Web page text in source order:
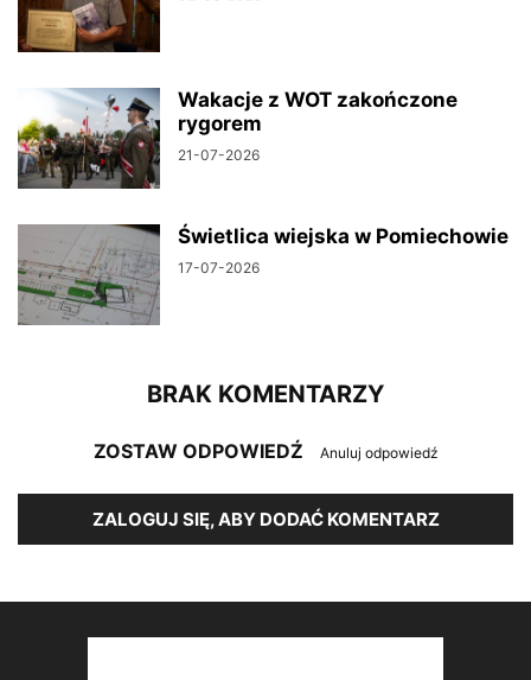
Wakacje z WOT zakończone
rygorem
21-07-2026
Świetlica wiejska w Pomiechowie
17-07-2026
BRAK KOMENTARZY
ZOSTAW ODPOWIEDŹ Anuluj odpowiedź
ZALOGUJ SIĘ, ABY DODAĆ KOMENTARZ